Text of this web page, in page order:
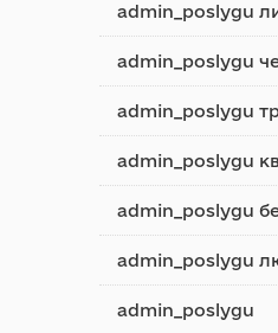
admin_poslygu
admin_poslygu
admin_poslygu
admin_poslygu
admin_poslygu
admin_poslygu
admin_poslygu